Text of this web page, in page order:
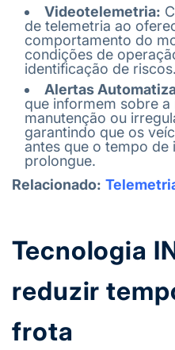
Videotelemetria:
de telemetria ao
comportamento do
condições de
identificação de riscos.
Alertas
que informem sobre a
manutenção ou
garantindo que os
antes que o tempo de
prolongue.
Relacionado:
Tecnologia
reduzir
frota